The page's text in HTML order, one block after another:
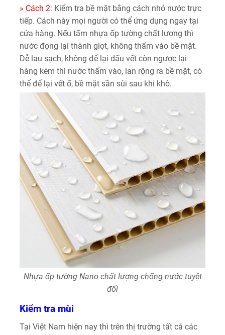
» Cách 2: Kiểm tra bề mặt bằng cách nhỏ nước trực
tiếp. Cách này mọi người có thể ứng dụng ngay tại
cửa hàng. Nếu tấm nhựa ốp tường chất lượng thì
nước đọng lại thành giọt, không thấm vào bề mặt.
Dễ lau sạch, không để lại dấu vết còn ngược lại
hàng kém thì nước thấm vào, lan rộng ra bề mặt, có
thể để lại vết ố, bề mặt sần sùi sau khi khô.
Nhựa ốp tường Nano chất lượng chống nước tuyệt
đối
Kiểm tra mùi
Tại Việt Nam hiện nay thì trên thị trường tất cả các